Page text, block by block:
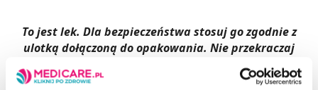
To jest lek. Dla bezpieczeństwa stosuj go zgodnie z
ulotką dołączoną do opakowania. Nie przekraczaj
maksymalnej dawki leku. W przypadku wątpliwości
skonsultuj się z lekarzem lub farmaceutą.